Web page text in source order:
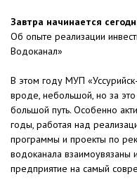
Завтра начинается
Об опыте реализации
Водоканал»
В этом году МУП
вроде, небольшой, но за
большой путь. Особенно
годы, работая над
программы и проекты по
водоканала взаимоувязаны
предприятие на самый